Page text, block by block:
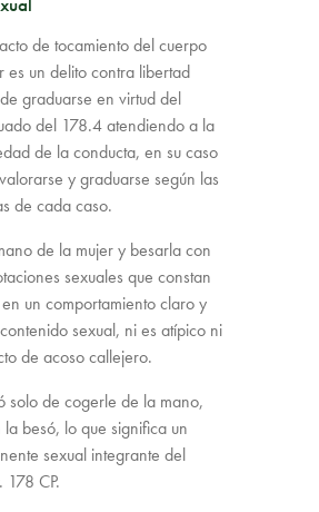
de tocamiento del cuerpo
es un delito contra libertad
graduarse en virtud del
del 178.4 atendiendo a la
de la conducta, en su caso
y graduarse según las
de cada caso.
de la mujer y besarla con
sexuales que constan
en un comportamiento claro y
sexual, ni es atípico ni
de acoso callejero.
solo de cogerle de la mano,
besó, lo que significa un
sexual integrante del
CP.